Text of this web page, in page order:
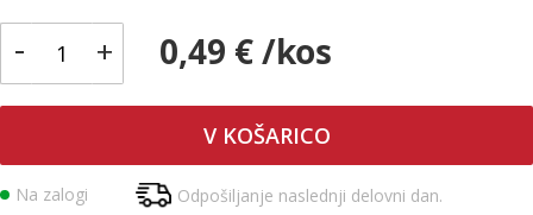
- + 0,49 € /kos
V KOŠARICO
Na zalogi Odpošiljanje naslednji delovni dan.